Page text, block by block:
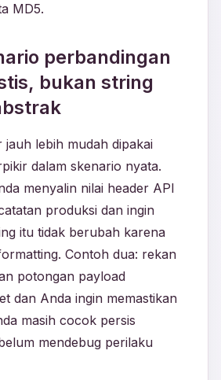
MD5.
perbandingan
bukan string
jauh lebih mudah dipakai
dalam skenario nyata.
menyalin nilai header API
produksi dan ingin
itu tidak berubah karena
Contoh dua: rekan
potongan payload
dan Anda ingin memastikan
masih cocok persis
mendebug perilaku